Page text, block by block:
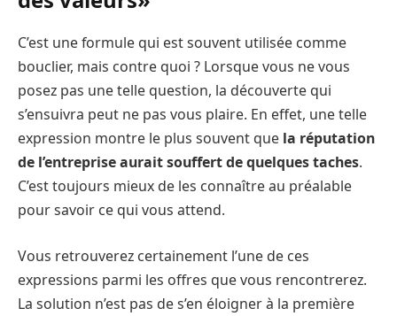
C’est une formule qui est souvent utilisée comme
bouclier, mais contre quoi ? Lorsque vous ne vous
posez pas une telle question, la découverte qui
s’ensuivra peut ne pas vous plaire. En effet, une telle
expression montre le plus souvent que la réputation
de l’entreprise aurait souffert de quelques taches.
C’est toujours mieux de les connaître au préalable
pour savoir ce qui vous attend.
Vous retrouverez certainement l’une de ces
expressions parmi les offres que vous rencontrerez.
La solution n’est pas de s’en éloigner à la première